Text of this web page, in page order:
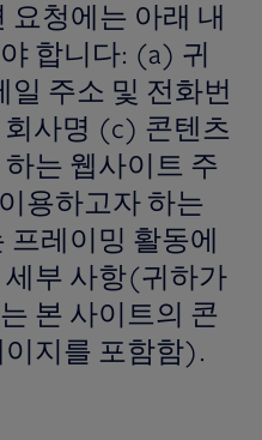
요청에는 아래 내
합니다: (a) 귀
일 주소 및 전화번
사명 (c) 콘텐츠
는 웹사이트 주
용하고자 하는
프레이밍 활동에
부 사항(귀하가
본 사이트의 콘
지를 포함함).